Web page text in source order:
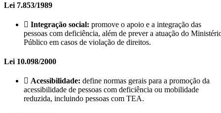
Lei 7.853/1989
Integração social: promove o apoio e a integração das
pessoas com deficiência, além de prever a atuação do
Público em casos de violação de direitos.
Lei 10.098/2000
Acessibilidade: define normas gerais para a promoção da
acessibilidade de pessoas com deficiência ou mobilidade
reduzida, incluindo pessoas com TEA.